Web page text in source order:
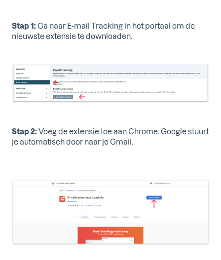
Stap 1: Ga naar E-mail Tracking in het portaal om de
nieuwste extensie te downloaden.
Stap 2: Voeg de extensie toe aan Chrome. Google stuurt
je automatisch door naar je Gmail.